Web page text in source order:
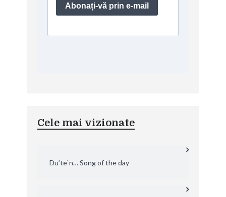
Cele mai vizionate
Du’te`n… Song of the day